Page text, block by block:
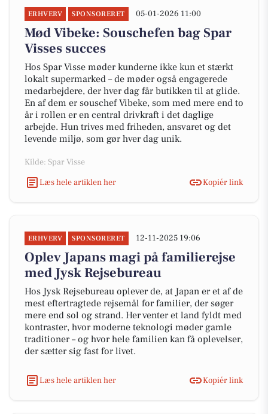
ERHVERV SPONSORERET 05-01-2026 11:00
Mød Vibeke: Souschefen bag Spar
Visses succes
Hos Spar Visse møder kunderne ikke kun et stærkt
lokalt supermarked – de møder også engagerede
medarbejdere, der hver dag får butikken til at glide.
En af dem er souschef Vibeke, som med mere end to
år i rollen er en central drivkraft i det daglige
arbejde. Hun trives med friheden, ansvaret og det
levende miljø, som gør hver dag unik.
Kilde: Spar Visse
Læs hele artiklen her
Kopiér link
ERHVERV SPONSORERET 12-11-2025 19:06
Oplev Japans magi på familierejse
med Jysk Rejsebureau
Hos Jysk Rejsebureau oplever de, at Japan er et af de
mest eftertragtede rejsemål for familier, der søger
mere end sol og strand. Her venter et land fyldt med
kontraster, hvor moderne teknologi møder gamle
traditioner – og hvor hele familien kan få oplevelser,
der sætter sig fast for livet.
Læs hele artiklen her Kopiér link